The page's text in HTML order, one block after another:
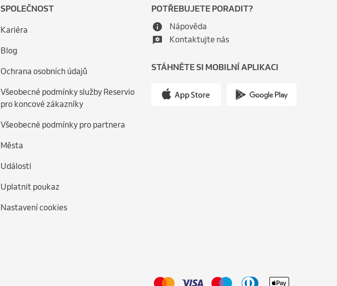
SPOLEČNOST
Kariéra
Blog
Ochrana osobních údajů
Všeobecné podmínky služby Reservio
pro koncové zákazníky
Všeobecné podmínky pro partnera
Města
Události
Uplatnit poukaz
Nastavení cookies
POTŘEBUJETE PORADIT?
Nápověda
Kontaktujte nás
STÁHNĚTE SI MOBILNÍ APLIKACI